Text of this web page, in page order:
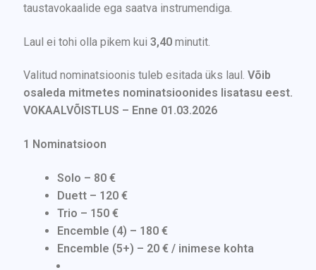
taustavokaalide ega saatva instrumendiga.
Laul ei tohi olla pikem kui 3,40minutit.
Valitud nominatsioonis tuleb esitada üks laul. Võib
osaleda mitmetes nominatsioonides lisatasu eest.
VOKAALVÕISTLUS – Enne 01.03.2026
1 Nominatsioon
Solo – 80 €
Duett – 120 €
Trio – 150 €
Encemble (4) – 180 €
Encemble (5+) – 20 € / inimese kohta